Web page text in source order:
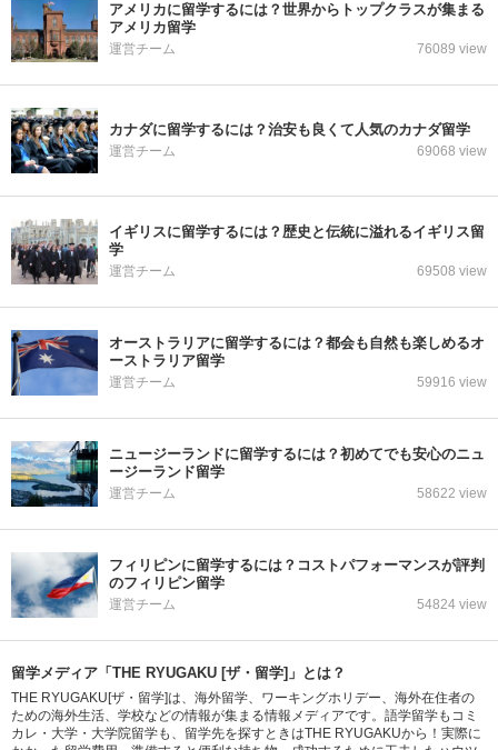
アメリカに留学するには？世界からトップクラスが集まる
アメリカ留学
運営チーム 76089 view
カナダに留学するには？治安も良くて人気のカナダ留学
運営チーム 69068 view
イギリスに留学するには？歴史と伝統に溢れるイギリス留
学
運営チーム 69508 view
オーストラリアに留学するには？都会も自然も楽しめるオ
ーストラリア留学
運営チーム 59916 view
ニュージーランドに留学するには？初めてでも安心のニュ
ージーランド留学
運営チーム 58622 view
フィリピンに留学するには？コストパフォーマンスが評判
のフィリピン留学
運営チーム 54824 view
留学メディア「THE RYUGAKU [ザ・留学]」とは？
THE RYUGAKU[ザ・留学]は、海外留学、ワーキングホリデー、海外在住者の
ための海外生活、学校などの情報が集まる情報メディアです。語学留学もコミ
カレ・大学・大学院留学も、留学先を探すときはTHE RYUGAKUから！実際に